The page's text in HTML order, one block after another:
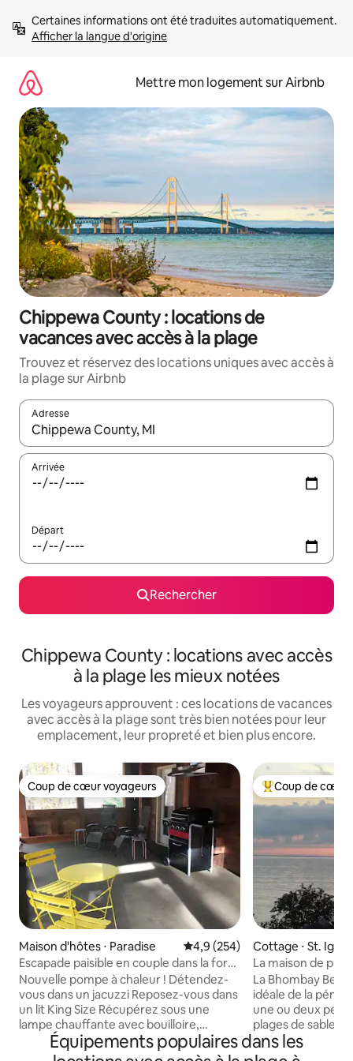
directement
Afficher la langue d'origine
Mettre mon logement sur Airbnb
Chippewa County : locations de
vacances avec accès à la plage
Trouvez et réservez des locations uniques avec accès à
la plage sur Airbnb
Adresse
Lorsque les résultats s'affichent, utilisez les flèches vers le
Arrivée
Départ
Rechercher
Chippewa County : locations avec accès
à la plage les mieux notées
Les voyageurs approuvent : ces locations de vacances
avec accès à la plage sont très bien notées pour leur
emplacement, leur propreté et bien plus encore.
Coup de cœur voyageurs
Coup de cœur voyageurs
Maison d'hôtes ⋅ Paradise Évaluation moyenne sur la
4,9 (254)
Escapade paisible en couple dans la forêt
du lac Supérieur
Nouvelle pompe à chaleur ! Détendez-
vous dans un jacuzzi Reposez-vous dans
un lit King Size Récupérez sous une
lampe chauffante avec bouilloire,
réfrigérateur, double four, plaque
chauffante, micro-ondes, couverts,
Coups de cœur
Coup de cœur
Cottage ⋅ St.
La maison de
Lake Huron~!
La Bhombay
idéale de la
une ou deux
plages de sable
ville de St.
d'une chambre
Équipements populaires dans les